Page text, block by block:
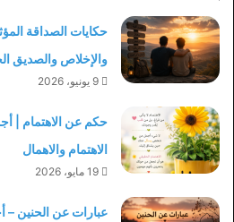
حكايات الصداقة
والإخلاص والصديق
9 يونيو، 2026
الاهتمام والاهمال
19 مايو، 2026